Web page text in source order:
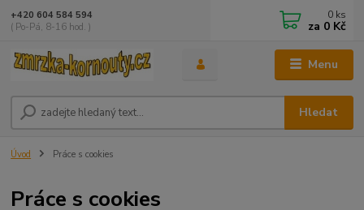
Menu
Hledat
+420 604 584 594
( Po-Pá, 8-16 hod. )
0 ks
za 0 Kč
Úvod Práce s cookies
Práce s cookies